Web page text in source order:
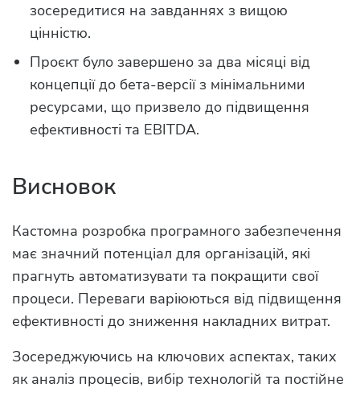
зосередитися на завданнях з вищою
цінністю.
Проєкт було завершено за два місяці від
концепції до бета-версії з мінімальними
ресурсами, що призвело до підвищення
ефективності та EBITDA.
Висновок
Кастомна розробка програмного забезпечення
має значний потенціал для організацій, які
прагнуть автоматизувати та покращити свої
процеси. Переваги варіюються від підвищення
ефективності до зниження накладних витрат.
Зосереджуючись на ключових аспектах, таких
як аналіз процесів, вибір технологій та постійне